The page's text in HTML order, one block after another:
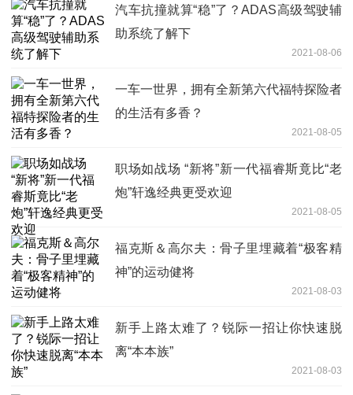
汽车抗撞就算“稳”了？ADAS高级驾驶辅
助系统了解下
2021-08-06
一车一世界，拥有全新第六代福特探险者
的生活有多香？
2021-08-05
职场如战场 “新将”新一代福睿斯竟比“老
炮”轩逸经典更受欢迎
2021-08-05
福克斯＆高尔夫：骨子里埋藏着“极客精
神”的运动健将
2021-08-03
新手上路太难了？锐际一招让你快速脱
离“本本族”
2021-08-03